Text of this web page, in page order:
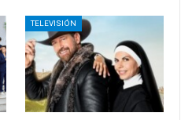
TELEVISIÓN